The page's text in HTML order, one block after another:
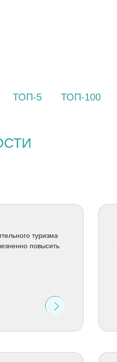
ТОП-5 ТОП-100
туризма
повысить